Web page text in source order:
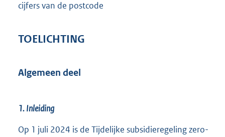
cijfers van de postcode
TOELICHTING
Algemeen deel
1. Inleiding
Op 1 juli 2024 is de Tijdelijke subsidieregeling zero-